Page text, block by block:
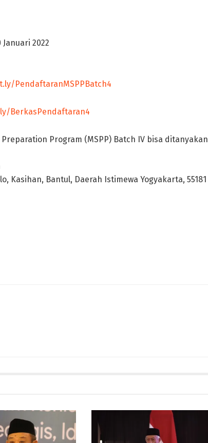
2022
PendaftaranMSPPBatch4
BerkasPendaftaran4
Program (MSPP) Batch IV bisa ditanyakan
Kasihan, Bantul, Daerah Istimewa Yogyakarta, 55181